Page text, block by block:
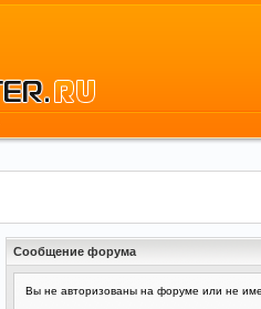
Сообщение форума
Вы не авторизованы на форуме или не